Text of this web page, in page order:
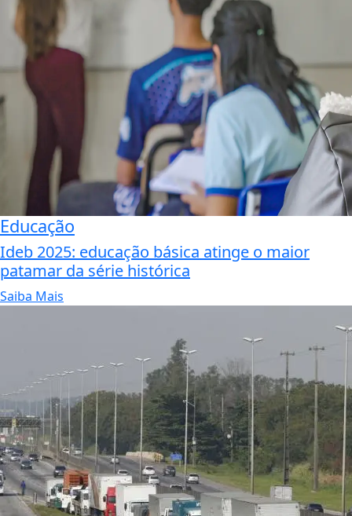
Educação
Ideb 2025: educação básica atinge o maior
patamar da série histórica
Saiba Mais